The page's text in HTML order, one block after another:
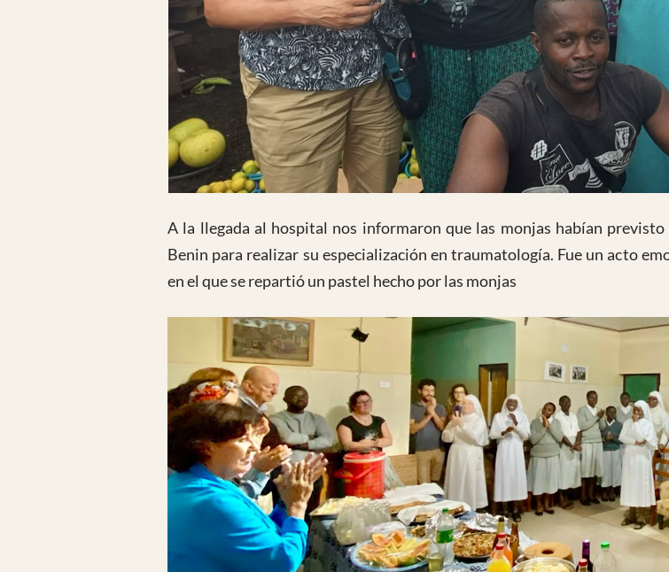
A la llegada al hospital nos informaron que las monjas habían
Benin para realizar su especialización en traumatología. Fue un acto
en el que se repartió un pastel hecho por las monjas